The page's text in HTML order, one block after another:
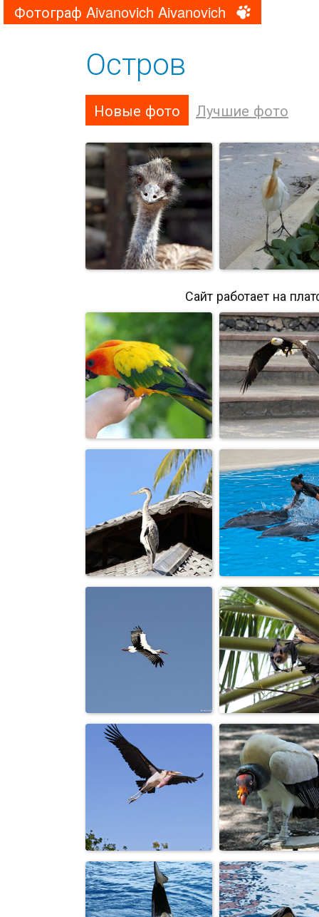
Фотограф Aivanovich Aivanovich
Остров
Новые фото Лучшие фото
Я неотразима,
правда?
Любопытная.
Сайт работает на
КрасавчЕГ. На посадку...
Наездница.
песня "Белы...
Очи черные,
страстные...